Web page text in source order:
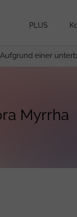
PLUS
Aufgrund einer
Myrrha